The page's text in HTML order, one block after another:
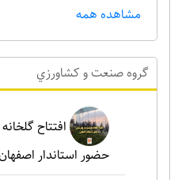
مشاهده همه
گروه صنعت و کشاورزي
افتتاح
حضور استاندار